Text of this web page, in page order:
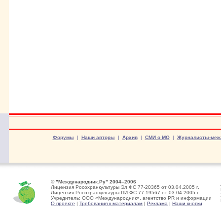
Форумы | Наши авторы | Архив| СМИ о МО| Журналисты-
© "Международник.Ру" 2004–2006
Лицензия Росохранкультуры Эл ФС 77-20365 от 03.04.2005 г.
Лицензия Росохранкультуры ПИ ФС 77-19567 от 03.04.2005 г.
Учредитель: ООО «Международник», агентство PR и информации
О проекте | Требования к материалам | Реклама | Наши кнопки